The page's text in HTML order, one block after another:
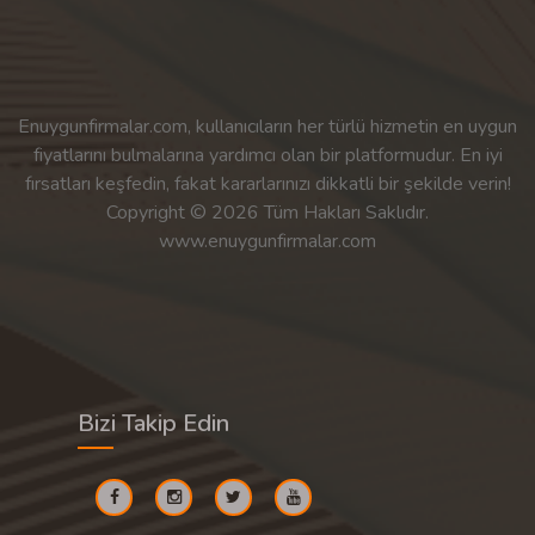
Enuygunfirmalar.com, kullanıcıların her türlü hizmetin en uygun
fiyatlarını bulmalarına yardımcı olan bir platformudur. En iyi
fırsatları keşfedin, fakat kararlarınızı dikkatli bir şekilde verin!
Copyright © 2026 Tüm Hakları Saklıdır.
www.enuygunfirmalar.com
Bizi Takip Edin